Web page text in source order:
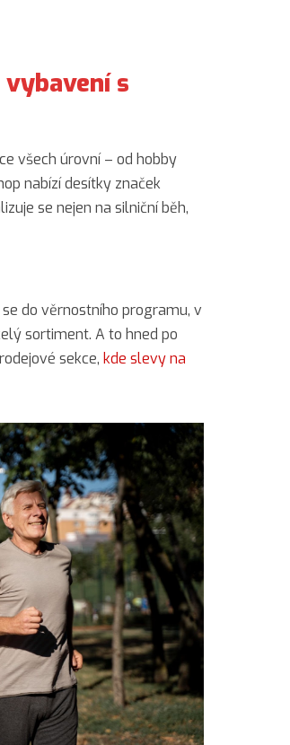
s
všech úrovní – od hobby
nabízí desítky značek
se nejen na silniční běh,
do věrnostního programu, v
sortiment. A to hned po
sekce, kde slevy na